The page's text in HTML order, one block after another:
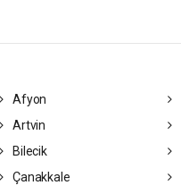
Afyon
Artvin
Bilecik
Çanakkale